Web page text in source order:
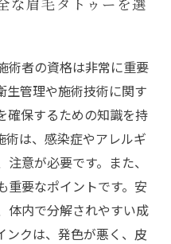
術者の資格は非常に重要
生管理や施術技術に関す
確保するための知識を持
術は、感染症やアレルギ
意が必要です。また、
重要なポイントです。安
体内で分解されやすい成
ンクは、発色が悪く、皮